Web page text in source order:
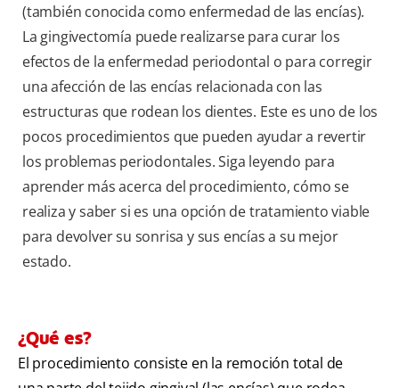
(también conocida como enfermedad de las encías).
La gingivectomía puede realizarse para curar los
efectos de la enfermedad periodontal o para corregir
una afección de las encías relacionada con las
estructuras que rodean los dientes. Este es uno de los
pocos procedimientos que pueden ayudar a revertir
los problemas periodontales. Siga leyendo para
aprender más acerca del procedimiento, cómo se
realiza y saber si es una opción de tratamiento viable
para devolver su sonrisa y sus encías a su mejor
estado.
¿Qué es?
El procedimiento consiste en la remoción total de